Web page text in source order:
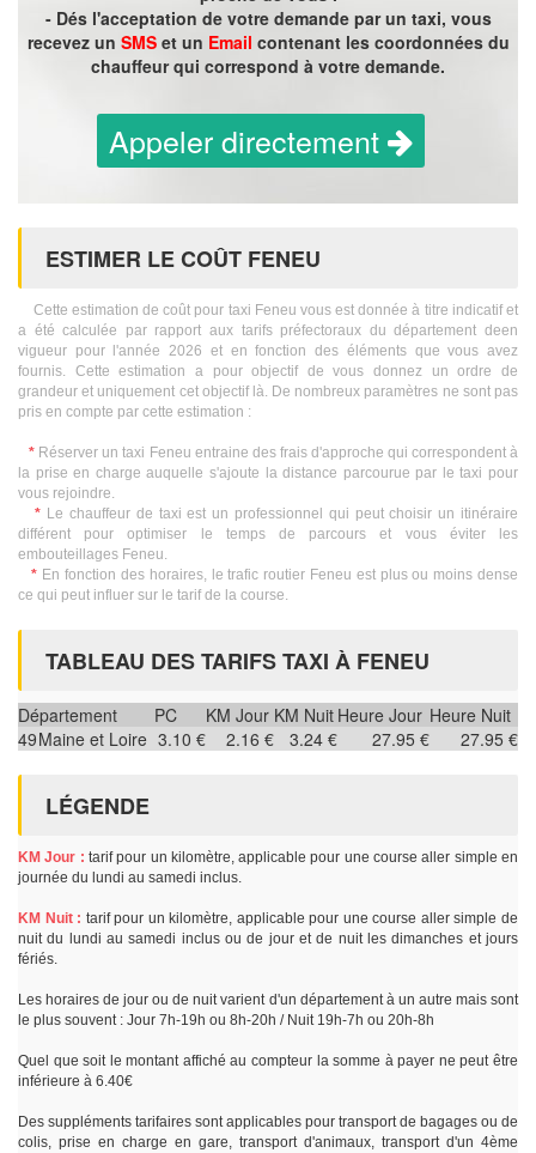
- Dés l'acceptation de votre demande par un taxi, vous
recevez un SMSet un Email contenant les coordonnées du
chauffeur qui correspond à votre demande.
Appeler directement
ESTIMER LE COÛT FENEU
Cette estimation de coût pour taxi Feneu vous est donnée à titre indicatif et
a été calculée par rapport aux tarifs préfectoraux du département deen
vigueur pour l'année 2026 et en fonction des éléments que vous avez
fournis. Cette estimation a pour objectif de vous donnez un ordre de
grandeur et uniquement cet objectif là. De nombreux paramètres ne sont pas
pris en compte par cette estimation :
* Réserver un taxi Feneu entraine des frais d'approche qui correspondent à
la prise en charge auquelle s'ajoute la distance parcourue par le taxi pour
vous rejoindre.
* Le chauffeur de taxi est un professionnel qui peut choisir un itinéraire
différent pour optimiser le temps de parcours et vous éviter les
embouteillages Feneu.
* En fonction des horaires, le trafic routier Feneu est plus ou moins dense
ce qui peut influer sur le tarif de la course.
TABLEAU DES TARIFS TAXI À FENEU
Département PC KM Jour KM Nuit Heure Jour Heure Nuit
49Maine et Loire 3.10 € 2.16 € 3.24 € 27.95 € 27.95 €
LÉGENDE
KM Jour : tarif pour un kilomètre, applicable pour une course aller simple en
journée du lundi au samedi inclus.
KM Nuit : tarif pour un kilomètre, applicable pour une course aller simple de
nuit du lundi au samedi inclus ou de jour et de nuit les dimanches et jours
fériés.
Les horaires de jour ou de nuit varient d'un département à un autre mais sont
le plus souvent : Jour 7h-19h ou 8h-20h / Nuit 19h-7h ou 20h-8h
Quel que soit le montant affiché au compteur la somme à payer ne peut être
inférieure à 6.40€
Des suppléments tarifaires sont applicables pour transport de bagages ou de
colis, prise en charge en gare, transport d'animaux, transport d'un 4ème